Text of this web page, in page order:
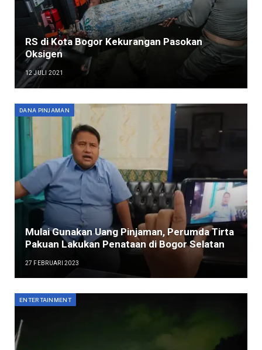
RS di Kota Bogor Kekurangan Pasokan
Oksigen
12 JULI 2021
DANA PINJAMAN
Mulai Gunakan Uang Pinjaman, Perumda Tirta
Pakuan Lakukan Penataan di Bogor Selatan
27 FEBRUARI 2023
ENTERTAINMENT